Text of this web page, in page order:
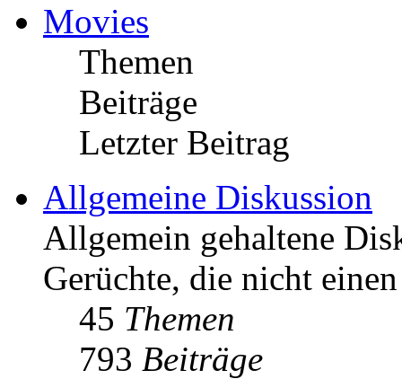
Movies
Themen
Beiträge
Letzter Beitrag
Allgemeine Diskussion
Allgemein gehaltene
Gerüchte, die nicht
45 Themen
793 Beiträge